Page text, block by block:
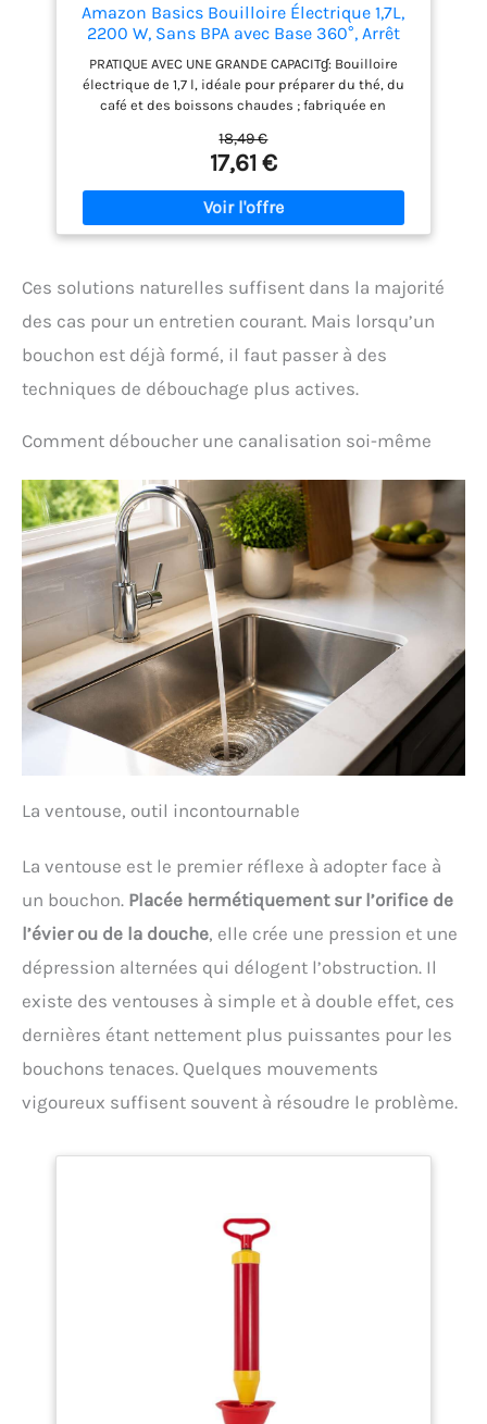
Amazon Basics Bouilloire Électrique 1,7L,
2200 W, Sans BPA avec Base 360°, Arrêt
Amovible, Noir Mat
PRATIQUE AVEC UNE GRANDE CAPACITɠ: Bouilloire
électrique de 1,7 l, idéale pour préparer du thé, du
café et des boissons chaudes ; fabriquée en
uniquement) avec une élégante finition noire mate
CHAUFFE RAPIDE: 2200W/240V pour une préparation
rapide, parfaite pour un usage quotidien efficace
DESIGN FONCTIONNEL: Bouilloire détachable du
socle pour un service facile; base pivotante à 360°
gage de fiabilité et de durabilité UTILISATION SÛRE:
Arrêt automatique, protection contre la surchauffe
et poignée isolante pour une utilisation en toute
sécurité ENTRETIEN FACILE: Large ouverture du
aisés, filtre amovible pour un entretien simple et
18,49 €
17,61 €
Ces solutions naturelles suffisent dans la majorité
des cas pour un entretien courant. Mais lorsqu’un
bouchon est déjà formé, il faut passer à des
techniques de débouchage plus actives.
Comment déboucher une canalisation soi-même
La ventouse, outil incontournable
La ventouse est le premier réflexe à adopter face à
un bouchon. Placée hermétiquement sur l’orifice de
l’évier ou de la douche, elle crée une pression et une
dépression alternées qui délogent l’obstruction. Il
existe des ventouses à simple et à double effet, ces
dernières étant nettement plus puissantes pour les
bouchons tenaces. Quelques mouvements
vigoureux suffisent souvent à résoudre le problème.